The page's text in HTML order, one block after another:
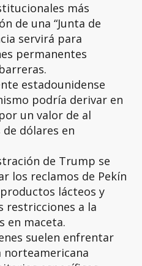
más
de una “Junta de
servirá para
permanentes
estadounidense
podría derivar en
un valor de al
dólares en
de Trump se
los reclamos de Pekín
lácteos y
restricciones a la
en maceta.
suelen enfrentar
norteamericana